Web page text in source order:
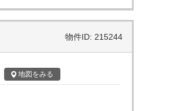
物件ID: 215244
地図 をみる